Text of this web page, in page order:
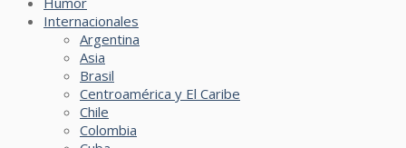
Internacionales
Argentina
Asia
Brasil
Centroamérica y El Caribe
Chile
Colombia